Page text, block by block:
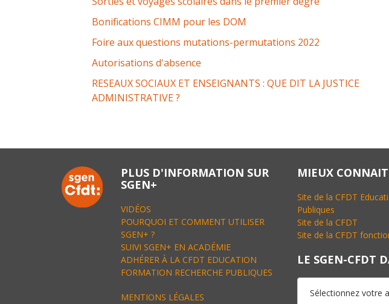
Bonifications CIMM pour les DOM
Foire aux questions mutations-permutations 2022
Autorisations d'absence
RESEAUX SOCIAUX ET ENSEIGNANTS : QUE DIT LA JUSTICE
ADMINISTRATIVE ?
PLUS D'INFORMATION SUR
SGEN+
VIDÉOS
POURQUOI ET COMMENT UTILISER
SGEN+ ?
SUIVI SGEN+ EN ACADÉMIE
ADHÉRER À LA CFDT EDUCATION
FORMATION RECHERCHE PUBLIQUES
MENTIONS LÉGALES
MIEUX
Site de la CFDT
Publiques
Site de la CFDT
Site de la CFDT
LE SGEN-CFDT
Sélectionnez votre